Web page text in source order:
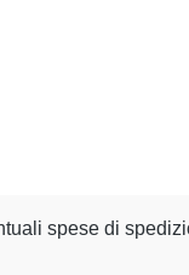
spese di